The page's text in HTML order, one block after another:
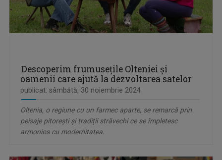
Descoperim frumusețile Olteniei și
oamenii care ajută la dezvoltarea satelor
publicat: sâmbătă, 30 noiembrie 2024
Oltenia, o regiune cu un farmec aparte, se remarcă prin
peisaje pitorești și tradiții străvechi ce se împletesc
armonios cu modernitatea.